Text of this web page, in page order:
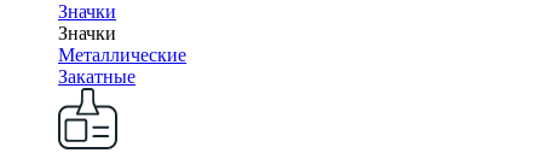
Значки
Значки
Металлические
Закатные